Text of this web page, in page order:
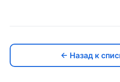
← Назад к